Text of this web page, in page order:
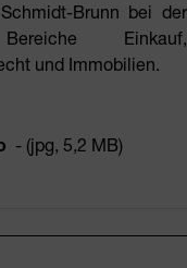
Brunn bei der
Einkauf,
und Immobilien.
- (jpg, 5,2 MB)